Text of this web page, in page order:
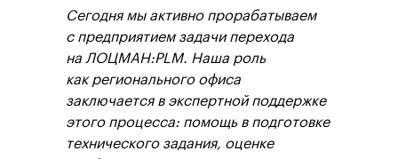
Сегодня мы активно прорабатываем
с предприятием задачи перехода
на ЛОЦМАН:PLM. Наша роль
как регионального офиса
заключается в экспертной поддержке
этого процесса: помощь в подготовке
технического задания, оценке